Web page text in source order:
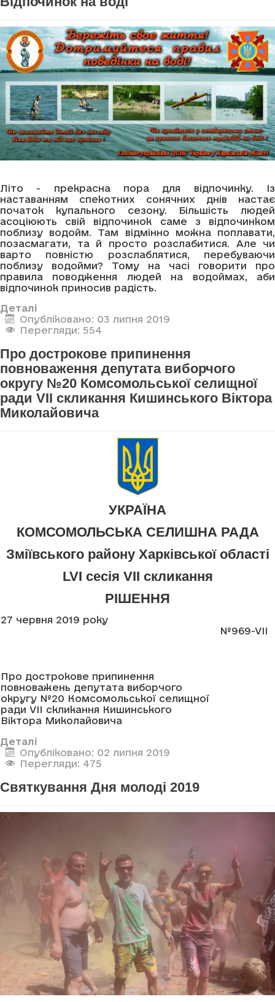
Літо - прекрасна пора для відпочинку. Із
наставанням спекотних сонячних днів настає
початок купального сезону. Більшість людей
асоціюють свій відпочинок саме з відпочинком
поблизу водойм. Там відмінно можна поплавати,
позасмагати, та й просто розслабитися. Але чи
варто повністю розслаблятися, перебуваючи
поблизу водойми? Тому на часі говорити про
правила поводження людей на водоймах, аби
відпочинок приносив радість.
Деталі
Опубліковано: 03 липня 2019
Перегляди: 554
Про дострокове припинення
повноваження депутата виборчого
округу №20 Комсомольської селищної
ради VII скликання Кишинського Віктора
Миколайовича
УКРАЇНА
КОМСОМОЛЬСЬКА СЕЛИШНА РАДА
Зміївського району Харківської області
LVI сесія VII скликання
РІШЕННЯ
27 червня 2019 року
№969-VII
Про дострокове припинення
повноважень депутата виборчого
округу №20 Комсомольської селищної
ради VII скликання Кишинського
Віктора Миколайовича
Деталі
Опубліковано: 02 липня 2019
Перегляди: 475
Святкування Дня молоді 2019